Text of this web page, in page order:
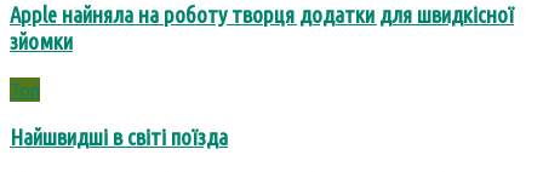
Apple найняла на роботу творця додатки для швидкісної
зйомки
Топ
Найшвидші в світі поїзда